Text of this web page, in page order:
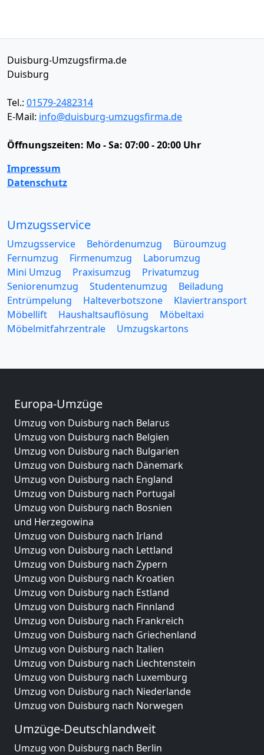
Duisburg-Umzugsfirma.de
Duisburg
Tel.: 01579-2482314
E-Mail: info@duisburg-umzugsfirma.de
Öffnungszeiten: Mo - Sa: 07:00 - 20:00 Uhr
Impressum
Datenschutz
Umzugsservice
Umzugsservice Behördenumzug
Büroumzug
Fernumzug
Firmenumzug
Laborumzug
Mini Umzug
Praxisumzug
Privatumzug
Seniorenumzug
Studentenumzug
Beiladung
Entrümpelung
Halteverbotszone
Klaviertransport
Möbellift
Haushaltsauflösung
Möbeltaxi
Möbelmitfahrzentrale
Umzugskartons
Europa-Umzüge
Umzug von Duisburg nach Belarus
Umzug von Duisburg nach Belgien
Umzug von Duisburg nach Bulgarien
Umzug von Duisburg nach Dänemark
Umzug von Duisburg nach England
Umzug von Duisburg nach Portugal
Umzug von Duisburg nach Bosnien
und Herzegowina
Umzug von Duisburg nach Irland
Umzug von Duisburg nach Lettland
Umzug von Duisburg nach Zypern
Umzug von Duisburg nach Kroatien
Umzug von Duisburg nach Estland
Umzug von Duisburg nach Finnland
Umzug von Duisburg nach Frankreich
Umzug von Duisburg nach Griechenland
Umzug von Duisburg nach Italien
Umzug von Duisburg nach Liechtenstein
Umzug von Duisburg nach Luxemburg
Umzug von Duisburg nach Niederlande
Umzug von Duisburg nach Norwegen
Umzüge-Deutschlandweit
Umzug von Duisburg nach Berlin